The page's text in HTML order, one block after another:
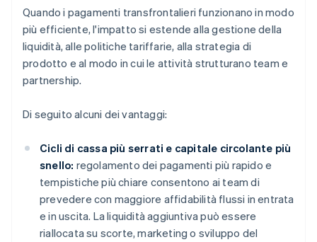
Quando i pagamenti transfrontalieri funzionano in modo
più efficiente, l'impatto si estende alla gestione della
liquidità, alle politiche tariffarie, alla strategia di
prodotto e al modo in cui le attività strutturano team e
partnership.
Di seguito alcuni dei vantaggi:
Cicli di cassa più serrati e capitale circolante più
snello: regolamento dei pagamenti più rapido e
tempistiche più chiare consentono ai team di
prevedere con maggiore affidabilità flussi in entrata
e in uscita. La liquidità aggiuntiva può essere
riallocata su scorte, marketing o sviluppo del